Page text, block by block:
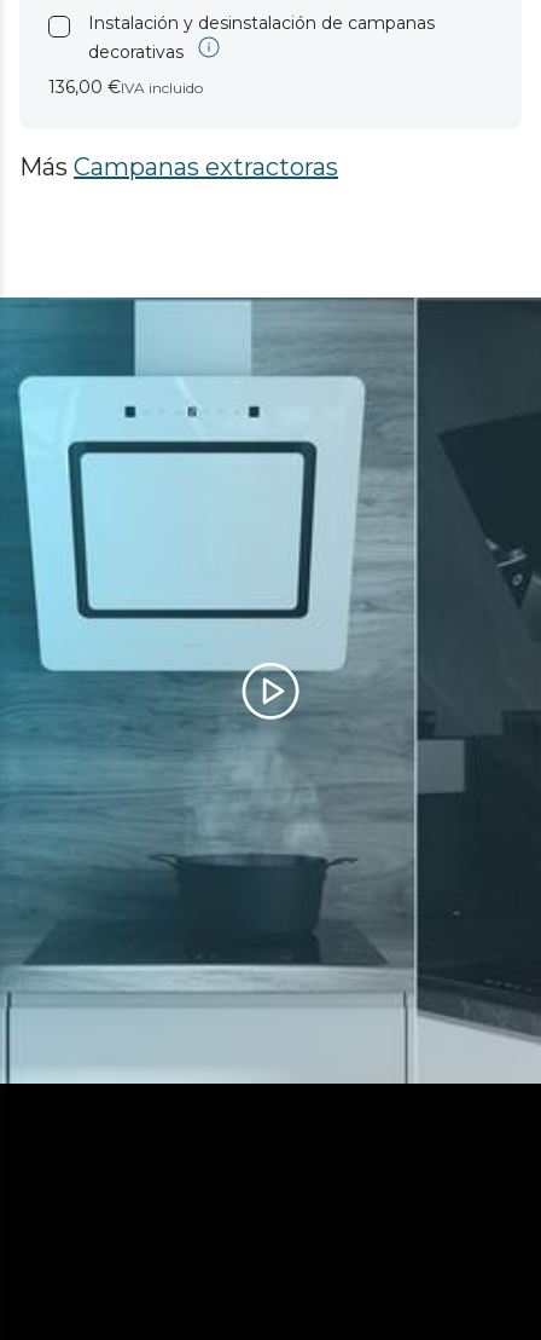
Instalación y desinstalación de campanas
decorativas
136,00 €IVA incluido
Más Campanas extractoras